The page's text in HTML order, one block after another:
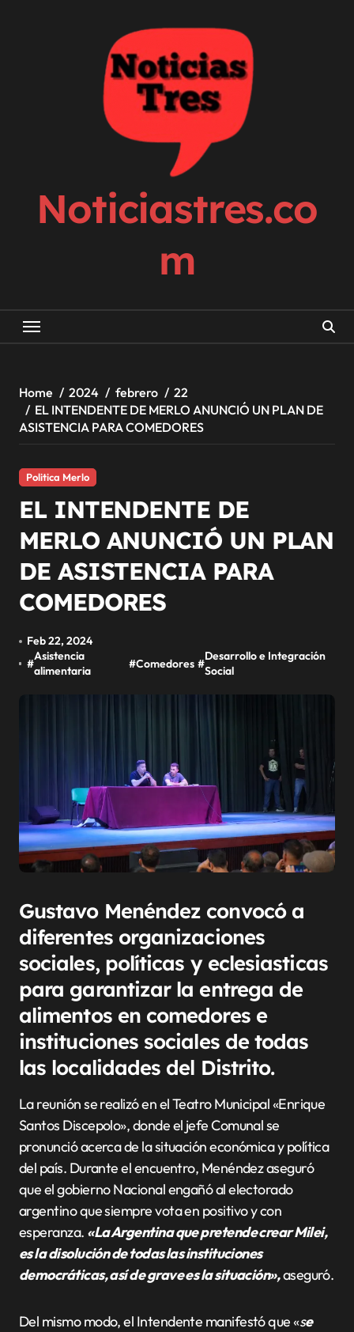
Noticiastres.co
m
Home 2024 febrero
22
EL INTENDENTE DE MERLO ANUNCIÓ UN PLAN DE
ASISTENCIA PARA COMEDORES
Politica Merlo
EL INTENDENTE DE
MERLO ANUNCIÓ UN PLAN
DE ASISTENCIA PARA
COMEDORES
Feb 22, 2024
#
Asistencia
alimentaria
#Comedores #
Desarrollo e Integración
Social
Gustavo Menéndez convocó a
diferentes organizaciones
sociales, políticas y eclesiasticas
para garantizar la entrega de
alimentos en comedores e
instituciones sociales de todas
las localidades del Distrito.
La reunión se realizó en el Teatro Municipal «Enrique
Santos Discepolo», donde el jefe Comunal se
pronunció acerca de la situación económica y política
del país. Durante el encuentro, Menéndez aseguró
que el gobierno Nacional engañó al electorado
argentino que siempre vota en positivo y con
esperanza. «La Argentina que pretende crear Milei,
es la disolución de todas las instituciones
democráticas, así de grave es la situación»,aseguró.
Del mismo modo, el Intendente manifestó que «se